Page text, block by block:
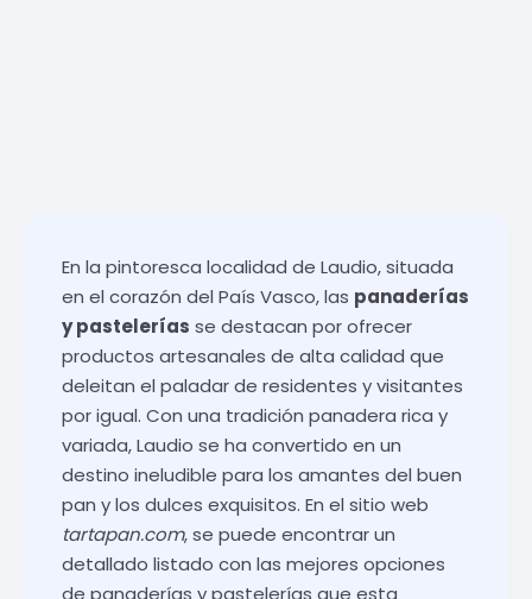
En la pintoresca localidad de Laudio, situada
en el corazón del País Vasco, las panaderías
y pastelerías se destacan por ofrecer
productos artesanales de alta calidad que
deleitan el paladar de residentes y visitantes
por igual. Con una tradición panadera rica y
variada, Laudio se ha convertido en un
destino ineludible para los amantes del buen
pan y los dulces exquisitos. En el sitio web
tartapan.com, se puede encontrar un
detallado listado con las mejores opciones
de panaderías y pastelerías que esta